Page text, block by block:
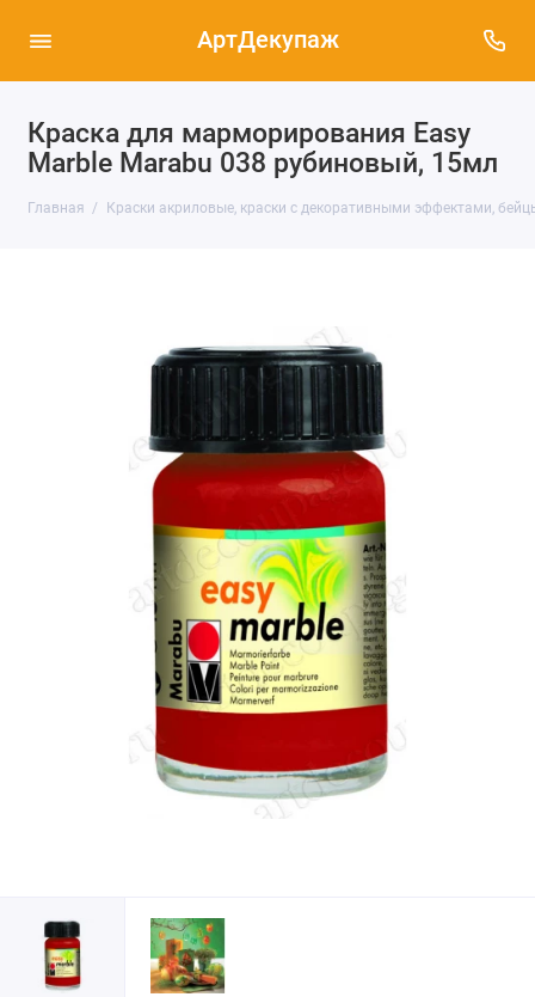
АртДекупаж
Краска для марморирования Easy
Marble Marabu 038 рубиновый, 15мл
Главная Краски акриловые, краски с декоративными эффектами,